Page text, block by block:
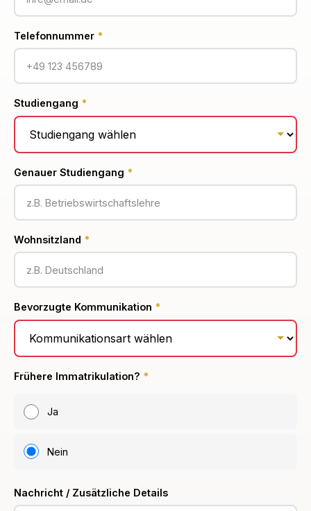
Telefonnummer *
Studiengang *
Genauer Studiengang *
Wohnsitzland *
Bevorzugte Kommunikation *
Frühere Immatrikulation? *
Ja
Nein
Nachricht / Zusätzliche Details